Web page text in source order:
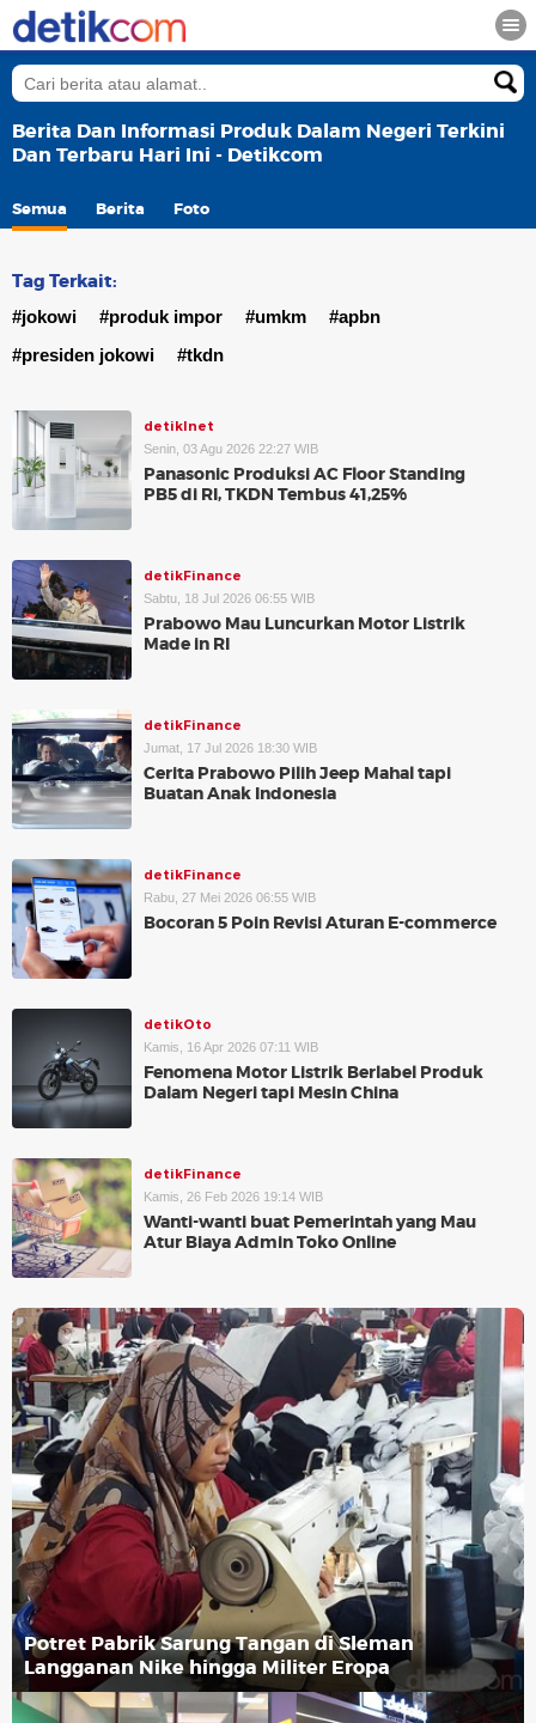
Berita Dan Informasi Produk Dalam Negeri Terkini
Dan Terbaru Hari Ini - Detikcom
Semua Berita Foto
Tag Terkait:
#jokowi #produk impor #umkm
#apbn
#presiden jokowi
#tkdn
detikInet
Senin, 03 Agu 2026 22:27 WIB
Panasonic Produksi AC Floor Standing
PB5 di RI, TKDN Tembus 41,25%
detikFinance
Sabtu, 18 Jul 2026 06:55 WIB
Prabowo Mau Luncurkan Motor Listrik
Made in RI
detikFinance
Jumat, 17 Jul 2026 18:30 WIB
Cerita Prabowo Pilih Jeep Mahal tapi
Buatan Anak Indonesia
detikFinance
Rabu, 27 Mei 2026 06:55 WIB
Bocoran 5 Poin Revisi Aturan E-commerce
detikOto
Kamis, 16 Apr 2026 07:11 WIB
Fenomena Motor Listrik Berlabel Produk
Dalam Negeri tapi Mesin China
detikFinance
Kamis, 26 Feb 2026 19:14 WIB
Wanti-wanti buat Pemerintah yang Mau
Atur Biaya Admin Toko Online
Potret Pabrik Sarung Tangan di Sleman
Langganan Nike hingga Militer Eropa